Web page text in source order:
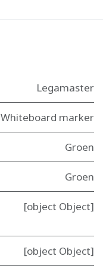
Legamaster
Whiteboard marker
Groen
Groen
[object Object]
[object Object]